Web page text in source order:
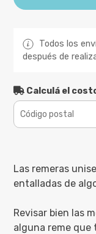
Todos los
después de
Calculá el
Las remeras
entalladas de
Revisar bien las
alguna reme que